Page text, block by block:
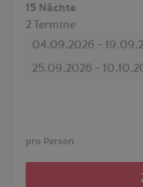
15 Nächte
2 Termine
04.09.2026 -
25.09.2026 -
pro Person